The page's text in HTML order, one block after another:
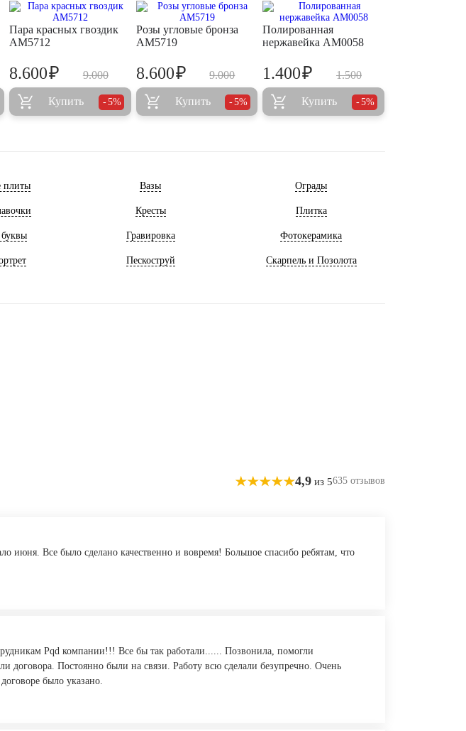
Пара красных гвоздик
AM5712
9.000
8.600₽
Купить 5%
Розы угловые бронза
AM5719
9.000
8.600₽
Купить 5%
Полированная
нержавейка AM0058
1.500
1.400₽
Купить 5%
плиты Вазы Ограды
Кресты Плитка
Гравировка Фотокерамика
Пескоструй Скарпель и Позолота
4,9 из 5635 отзывов
июня. Все было сделано качественно и вовремя! Большое спасибо ребятам, что
Pqd компании!!! Все бы так работали...... Позвонила, помогли
договора. Постоянно были на связи. Работу всю сделали безупречно. Очень
было указано.